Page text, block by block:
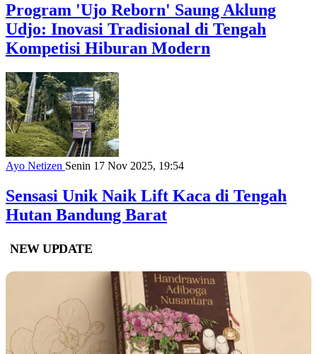
Program 'Ujo Reborn' Saung Aklung
Udjo: Inovasi Tradisional di Tengah
Kompetisi Hiburan Modern
Ayo Netizen Senin 17 Nov 2025, 19:54
Sensasi Unik Naik Lift Kaca di Tengah
Hutan Bandung Barat
NEW UPDATE